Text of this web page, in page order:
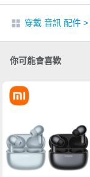
穿戴 音訊 配件 >
你可能會喜歡